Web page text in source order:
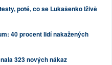
poté, co se Lukašenko lživě
40 procent lidí nakažených
323 nových nákaz